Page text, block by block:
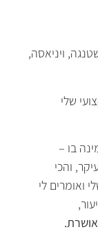
, ויניאסה,
שלי
בו –
, והכי
ואומרים לי
,
.